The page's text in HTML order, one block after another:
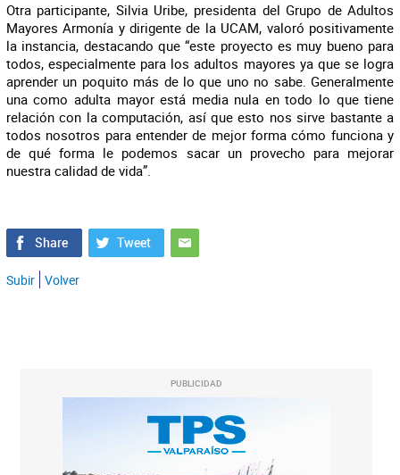
Otra participante, Silvia Uribe, presidenta del Grupo de Adultos
Mayores Armonía y dirigente de la UCAM, valoró positivamente
la instancia, destacando que “este proyecto es muy bueno para
todos, especialmente para los adultos mayores ya que se logra
aprender un poquito más de lo que uno no sabe. Generalmente
una como adulta mayor está media nula en todo lo que tiene
relación con la computación, así que esto nos sirve bastante a
todos nosotros para entender de mejor forma cómo funciona y
de qué forma le podemos sacar un provecho para mejorar
nuestra calidad de vida”.
Subir Volver
PUBLICIDAD